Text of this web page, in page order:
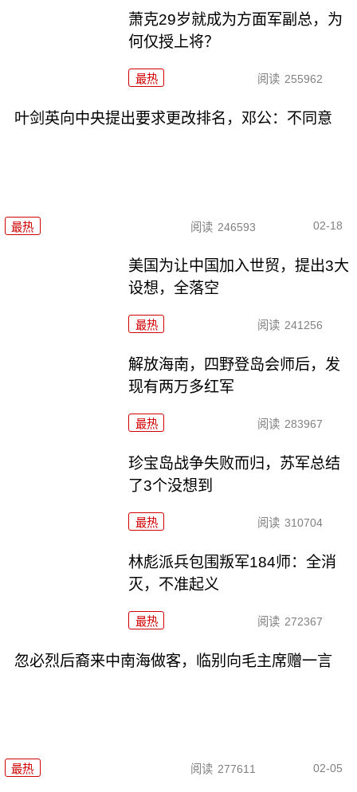
萧克29岁就成为方面军副总，为
何仅授上将？
最热 阅读 255962
叶剑英向中央提出要求更改排名，邓公：不同意
最热 阅读 246593 02-18
美国为让中国加入世贸，提出3大
设想，全落空
最热 阅读 241256
解放海南，四野登岛会师后，发
现有两万多红军
最热 阅读 283967
珍宝岛战争失败而归，苏军总结
了3个没想到
最热 阅读 310704
林彪派兵包围叛军184师：全消
灭，不准起义
最热 阅读 272367
忽必烈后裔来中南海做客，临别向毛主席赠一言
最热 阅读 277611 02-05